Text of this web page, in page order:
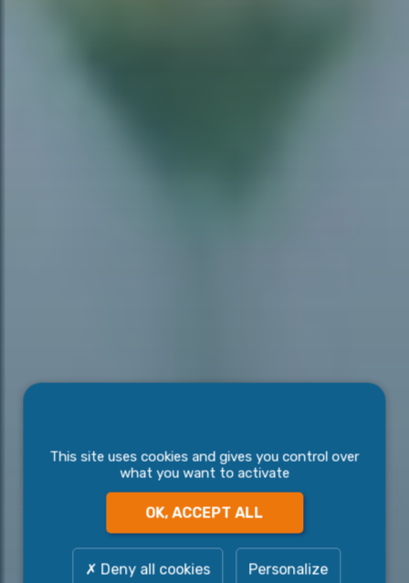
This site uses cookies and gives you control over
what you want to activate
OK, ACCEPT ALL
Deny all cookies Personalize